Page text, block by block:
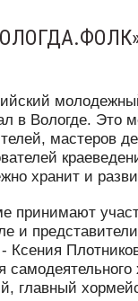
в Вологде. Это
мастеров
хранит и
принимают
и
Ксения
главный